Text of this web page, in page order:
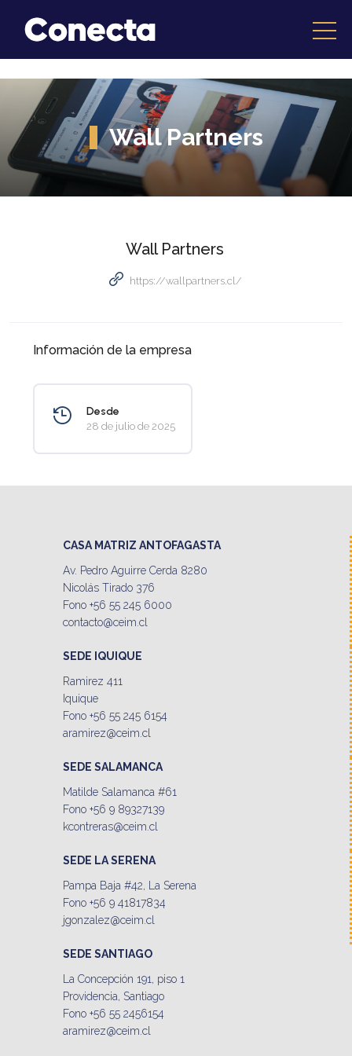
Wall Partners
Wall Partners
https://wallpartners.cl/
Información de la empresa
Desde
28 de julio de 2025
CASA MATRIZ ANTOFAGASTA
Av. Pedro Aguirre Cerda 8280
Nicolás Tirado 376
Fono +56 55 245 6000
contacto@ceim.cl
SEDE IQUIQUE
Ramirez 411
Iquique
Fono +56 55 245 6154
aramirez@ceim.cl
SEDE SALAMANCA
Matilde Salamanca #61
Fono +56 9 89327139
kcontreras@ceim.cl
SEDE LA SERENA
Pampa Baja #42, La Serena
Fono +56 9 41817834
jgonzalez@ceim.cl
SEDE SANTIAGO
La Concepción 191, piso 1
Providencia, Santiago
Fono +56 55 2456154
aramirez@ceim.cl